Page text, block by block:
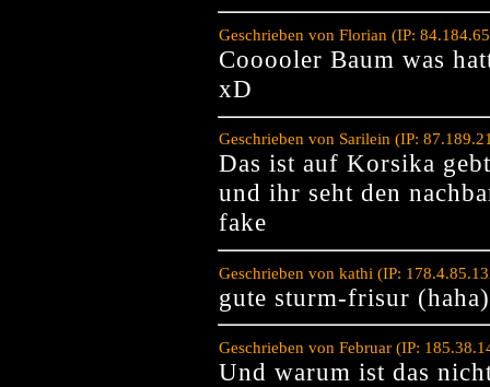
Geschrieben von Florian (IP:
Cooooler Baum was
xD
Geschrieben von Sarilein (IP:
Das ist auf Korsika
und ihr seht den
fake
Geschrieben von kathi (IP:
gute sturm-frisur
Geschrieben von Februar (IP:
Und warum ist das